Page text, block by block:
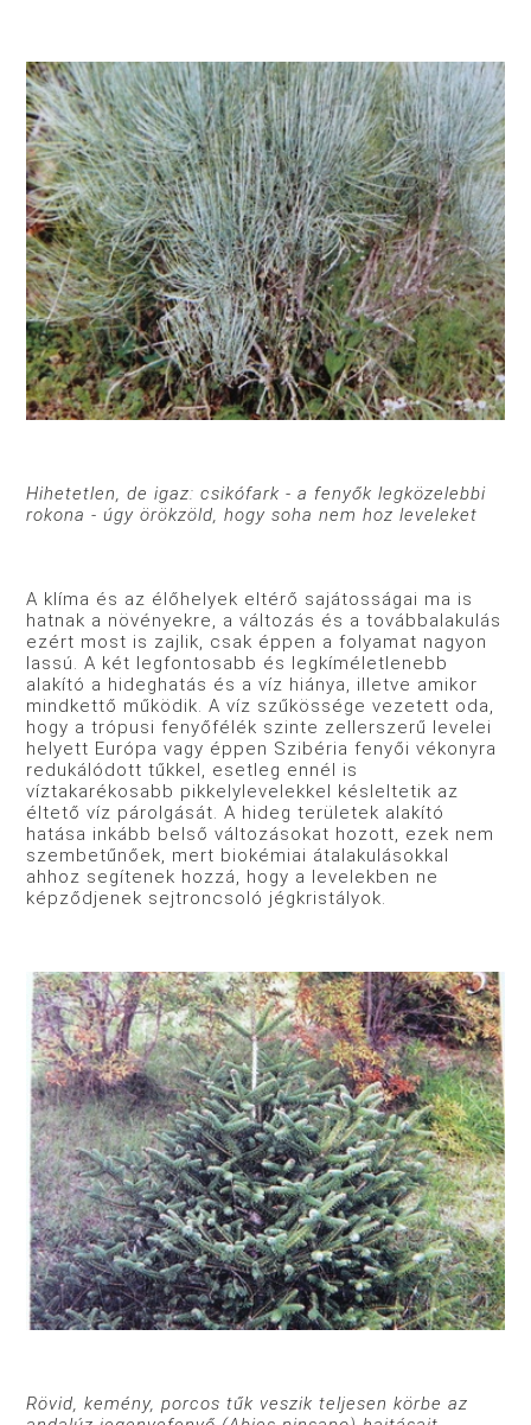
Hihetetlen, de igaz: csikófark - a fenyők legközelebbi
rokona - úgy örökzöld, hogy soha nem hoz leveleket
A klíma és az élőhelyek eltérő sajátosságai ma is
hatnak a növényekre, a változás és a tovább­alakulás
ezért most is zajlik, csak éppen a folyamat nagyon
lassú. A két legfontosabb és legkí­méletlenebb
alakító a hideghatás és a víz hiánya, illetve amikor
mindkettő működik. A víz szű­kössége vezetett oda,
hogy a trópusi fenyőfélék szinte zellerszerű levelei
helyett Európa vagy éppen Szibéria fenyői vékonyra
redukálódott tűkkel, esetleg ennél is
víztakarékosabb pikkely­levelekkel késleltetik az
éltető víz párolgását. A hideg területek alakító
hatása inkább belső vál­tozásokat hozott, ezek nem
szembetűnőek, mert biokémiai átalakulásokkal
ahhoz segítenek hozzá, hogy a levelekben ne
képződjenek sejtroncsoló jégkristályok.
Rövid, kemény, porcos tűk veszik teljesen körbe az